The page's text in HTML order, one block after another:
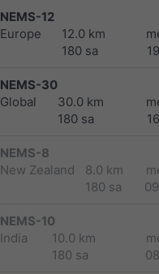
NEMS-12
Europe
12.0 km
180 sa
NEMS-30
Global
30.0 km
180 sa
NEMS-8
New Zealand
8.0 km
180 sa
NEMS-10
India
10.0 km
180 sa